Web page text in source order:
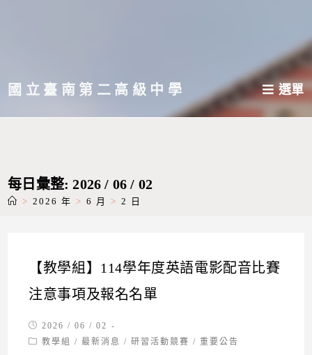
主國立臺南第二高級中學 選單
每日彙整: 2026 / 06 / 02
> 2026 年 > 6 月 > 2 日
【教學組】114學年度英語電影配音比賽
注意事項及報名名單
Post
published:
2026 / 06 / 02
Post教學組 / 最新消息 / 研習活動競賽 / 重要公告